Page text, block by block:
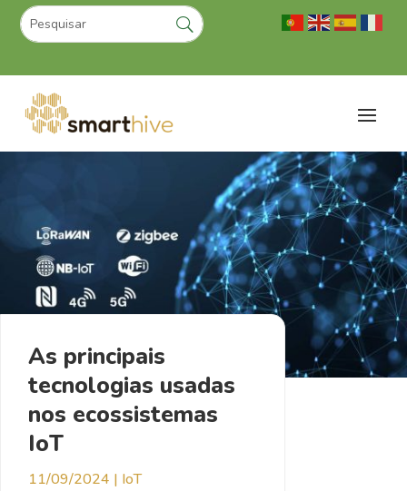
As principais
tecnologias usadas
nos ecossistemas
IoT
11/09/2024 | IoT